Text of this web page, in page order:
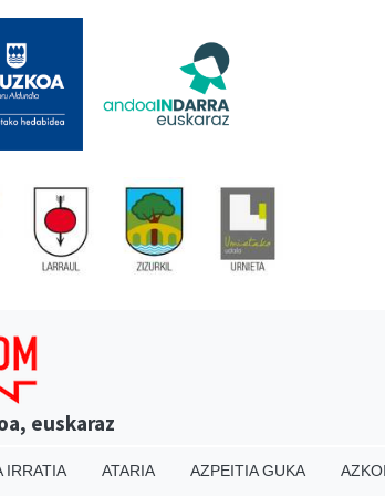
euskaraz
IRRATIA ATARIA AZPEITIA GUKA